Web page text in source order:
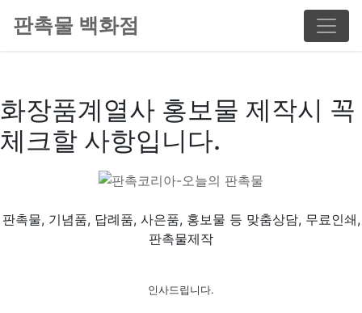
판촉물 백화점
화장품계열사 홍보물 제작시 꼭
체크할 사항입니다.
판촉물, 기념품, 답례품, 사은품, 홍보물 등 맞춤상담, 무료인쇄,
판촉물제작
인사드립니다.